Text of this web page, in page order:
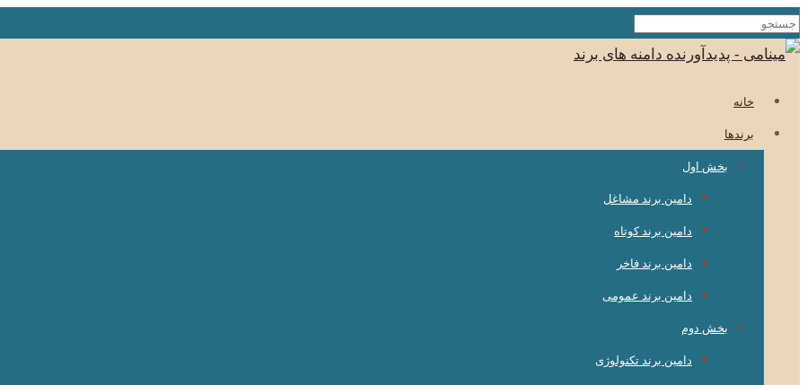
خانه
برندها
بخش اول
دامین برند مشاغل
دامین برند کوتاه
دامین برند فاخر
دامین برند عمومی
بخش دوم
دامین برند تکنولوژی